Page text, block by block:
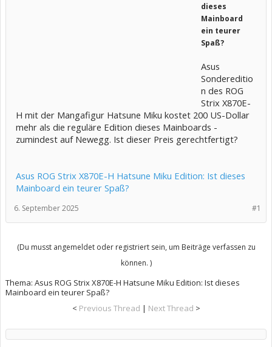
dieses
Mainboard
ein teurer
Spaß?
Asus
Sondereditio
n des ROG
Strix X870E-
H mit der Mangafigur Hatsune Miku kostet 200 US-Dollar
mehr als die reguläre Edition dieses Mainboards -
zumindest auf Newegg. Ist dieser Preis gerechtfertigt?
Asus ROG Strix X870E-H Hatsune Miku Edition: Ist dieses
Mainboard ein teurer Spaß?
#1
6. September 2025
(Du musst angemeldet oder registriert sein, um Beiträge verfassen zu
können. )
Thema: Asus ROG Strix X870E-H Hatsune Miku Edition: Ist dieses
Mainboard ein teurer Spaß?
< Previous Thread | Next Thread >